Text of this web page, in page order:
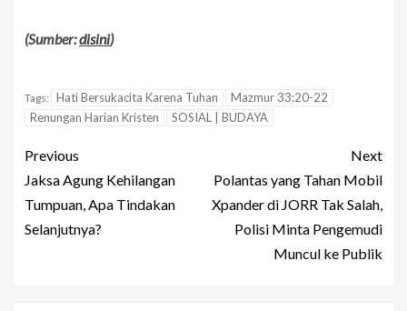
(Sumber:disini)
Tags: Hati Bersukacita Karena Tuhan
Mazmur 33:20-22
Renungan Harian Kristen
SOSIAL | BUDAYA
Previous
Jaksa Agung Kehilangan
Tumpuan, Apa Tindakan
Selanjutnya?
Next
Polantas yang Tahan Mobil
Xpander di JORR Tak Salah,
Polisi Minta Pengemudi
Muncul ke Publik